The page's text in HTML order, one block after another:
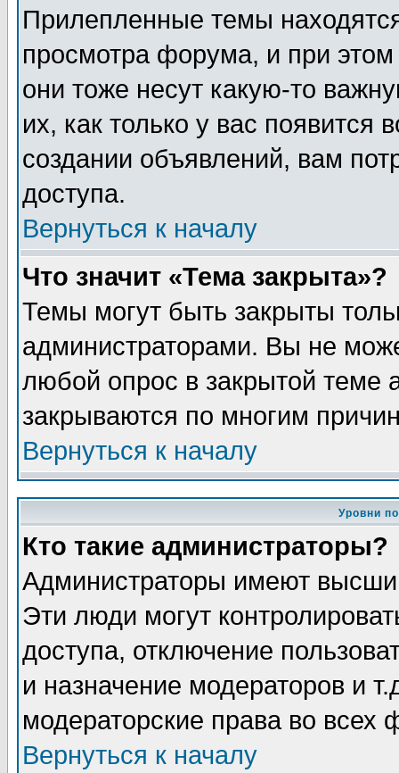
Прилепленные темы
просмотра форума, и при
они тоже несут какую-то
их, как только у вас появится
создании объявлений, вам
доступа.
Вернуться к началу
Что значит «Тема закрыта»?
Темы могут быть закрыты
администраторами. Вы не
любой опрос в закрытой теме
закрываются по многим
Вернуться к началу
Уровни
Кто такие администраторы?
Администраторы имеют
Эти люди могут
доступа, отключение
и назначение модераторов и
модераторские права во всех
Вернуться к началу